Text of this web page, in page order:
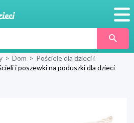
Produkty
> Dom > Pościele dla dzieci i
i poszewki na poduszki dla dzieci